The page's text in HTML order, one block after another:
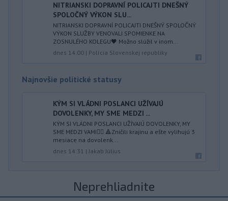
NITRIANSKI DOPRAVNÍ POLICAJTI DNEŠNÝ
SPOLOČNÝ VÝKON SLU...
NITRIANSKI DOPRAVNÍ POLICAJTI DNEŠNÝ SPOLOČNÝ
VÝKON SLUŽBY VENOVALI SPOMIENKE NA
ZOSNULÉHO KOLEGU🖤 Možno slúžil v inom...
dnes 14:00 | Polícia Slovenskej republiky
Najnovšie politické statusy
KÝM SI VLÁDNI POSLANCI UŽÍVAJÚ
DOVOLENKY, MY SME MEDZI ...
KÝM SI VLÁDNI POSLANCI UŽÍVAJÚ DOVOLENKY, MY
SME MEDZI VAMI👍🏻 🔺Zničili krajinu a ešte vylihujú 3
mesiace na dovolenk...
dnes 14:31 |Jakab Július
Neprehliadnite